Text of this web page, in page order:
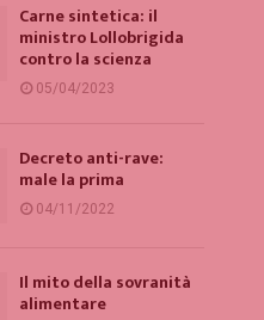
Carne sintetica: il
ministro Lollobrigida
contro la scienza
05/04/2023
Decreto anti-rave:
male la prima
04/11/2022
Il mito della sovranità
alimentare